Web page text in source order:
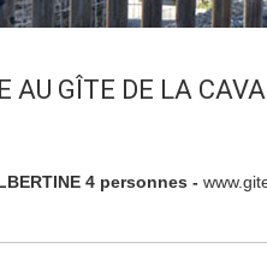
AU GÎTE DE LA
4 personnes -